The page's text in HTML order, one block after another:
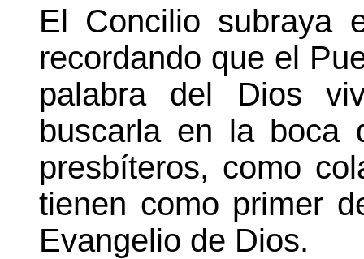
El Concilio subraya
recordando que el
palabra del Dios
buscarla en la boca
presbíteros, como
tienen como primer
Evangelio de Dios.